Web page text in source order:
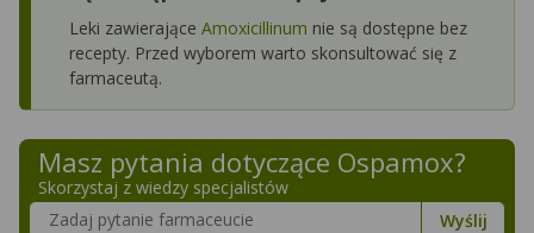
Leki zawierające Amoxicillinum nie są dostępne bez
recepty. Przed wyborem warto skonsultować się z
farmaceutą.
Masz pytania dotyczące Ospamox?
Skorzystaj z wiedzy specjalistów
Szukaj w poradnikach o zdrowiu
Wyślij